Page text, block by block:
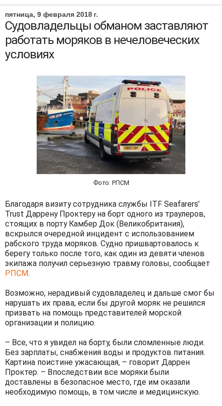
пятница, 9 февраля 2018 г.
Судовладельцы обманом заставляют
работать моряков в нечеловеческих
условиях
Фото: РПСМ
Благодаря визиту сотрудника службы ITF Seafarers’
Trust Даррену Проктеру на борт одного из траулеров,
стоящих в порту Камбер Док (Великобритания),
вскрылся очередной инцидент с использованием
рабского труда моряков. Судно пришвартовалось к
берегу только после того, как один из девяти членов
экипажа получил серьезную травму головы, сообщает
РПСМ.
Возможно, нерадивый судовладелец и дальше смог бы
нарушать их права, если бы другой моряк не решился
призвать на помощь представителей морской
организации и полицию.
– Все, что я увидел на борту, были сломленные люди.
Без зарплаты, снабжения воды и продуктов питания.
Картина поистине ужасающая, – говорит Даррен
Проктер. – Впоследствии все моряки были
доставлены в безопасное место, где им оказали
необходимую помощь, в том числе и медицинскую.